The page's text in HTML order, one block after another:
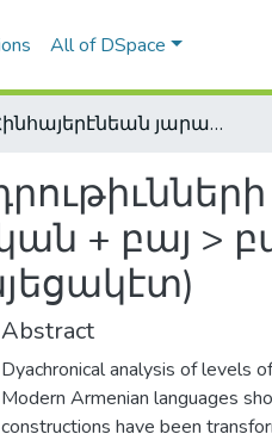
All of DSpace
Հինհայերէնեան յարադրութիւնների փոխակերպումը բարդութիւնների գոյական + բայ > բայ կաղապարով (տարժամանակեայ հայեցակէտ)
+ բայ >
Abstract
Dyachronical analysis of levels
Modern Armenian languages
constructions have been